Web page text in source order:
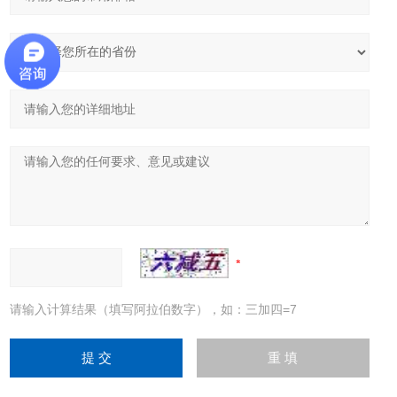
请输入计算结果（填写阿拉伯数字），如：三加四=7